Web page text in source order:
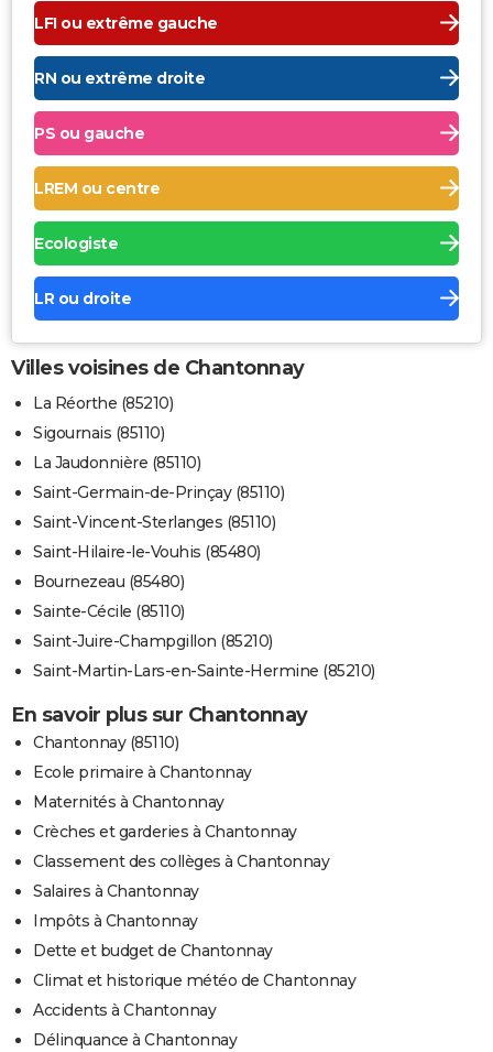
LFI ou extrême gauche
RN ou extrême droite
PS ou gauche
LREM ou centre
Ecologiste
LR ou droite
Villes voisines de Chantonnay
La Réorthe (85210)
Sigournais (85110)
La Jaudonnière (85110)
Saint-Germain-de-Prinçay (85110)
Saint-Vincent-Sterlanges (85110)
Saint-Hilaire-le-Vouhis (85480)
Bournezeau (85480)
Sainte-Cécile (85110)
Saint-Juire-Champgillon (85210)
Saint-Martin-Lars-en-Sainte-Hermine (85210)
En savoir plus sur Chantonnay
Chantonnay (85110)
Ecole primaire à Chantonnay
Maternités à Chantonnay
Crèches et garderies à Chantonnay
Classement des collèges à Chantonnay
Salaires à Chantonnay
Impôts à Chantonnay
Dette et budget de Chantonnay
Climat et historique météo de Chantonnay
Accidents à Chantonnay
Délinquance à Chantonnay